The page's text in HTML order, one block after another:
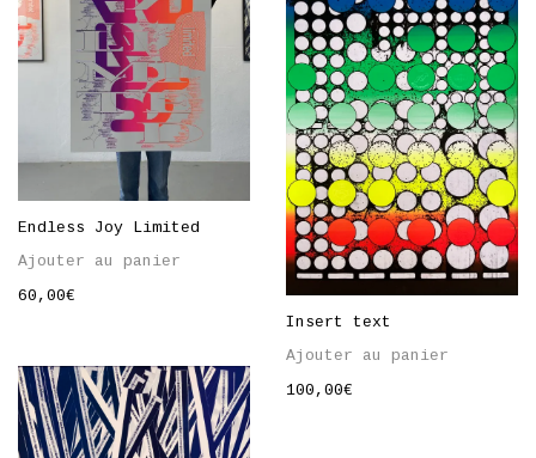
Endless Joy Limited
Ajouter au panier
60,00€
Insert text
Ajouter au panier
100,00€